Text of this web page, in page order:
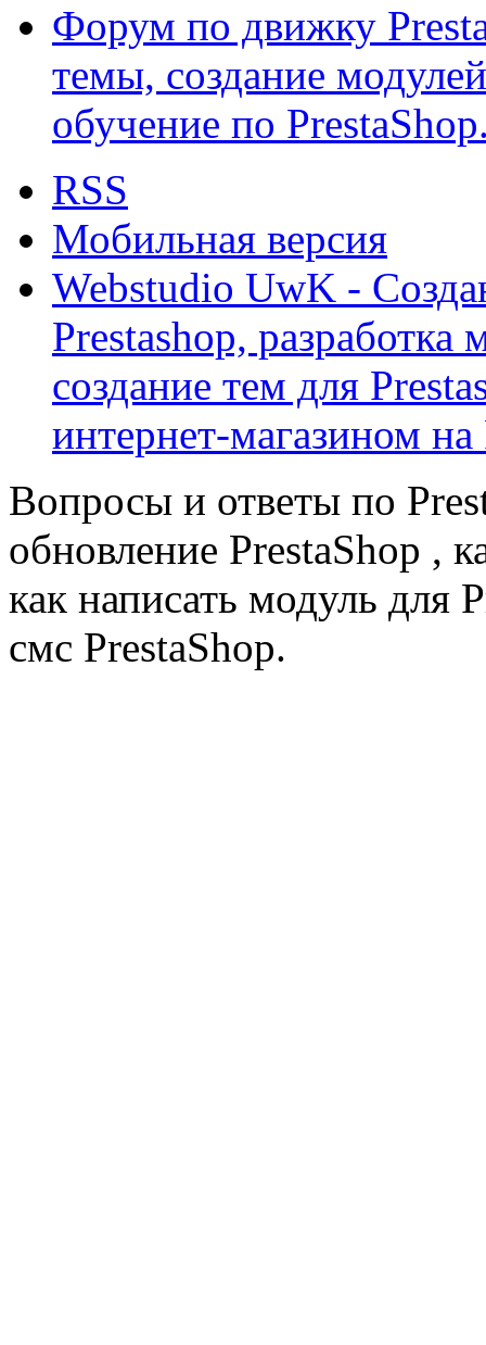
Форум по движку
темы, создание
обучение по
RSS
Мобильная версия
Webstudio UwK -
Prestashop, разработка
создание тем для
интернет-магазином на
Вопросы и ответы по
обновление PrestaShop ,
как написать модуль для
смс PrestaShop.